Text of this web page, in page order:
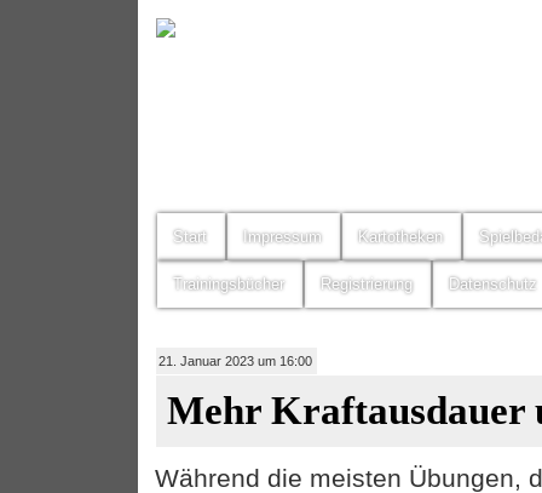
Start Impressum Kartotheken
Trainingsbücher Registrierung Datenschutz
21. Januar 2023 um 16:00
Mehr Kraftausdauer
Während die meisten Übungen,